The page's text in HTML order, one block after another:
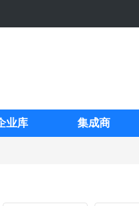
业库 集成商